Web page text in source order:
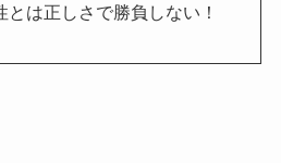
とは正しさで勝負しない！